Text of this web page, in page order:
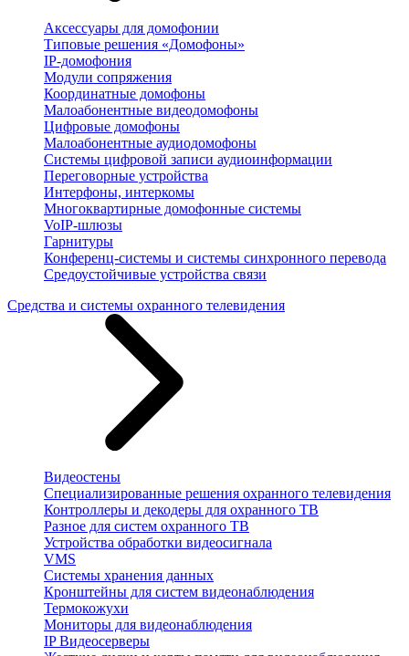
Аксессуары для домофонии
Типовые решения «Домофоны»
IP-домофония
Модули сопряжения
Координатные домофоны
Малоабонентные видеодомофоны
Цифровые домофоны
Малоабонентные аудиодомофоны
Системы цифровой записи аудиоинформации
Переговорные устройства
Интерфоны, интеркомы
Многоквартирные домофонные системы
VoIP-шлюзы
Гарнитуры
Конференц-системы и системы синхронного перевода
Средоустойчивые устройства связи
Средства и системы охранного телевидения
Видеостены
Специализированные решения охранного телевидения
Контроллеры и декодеры для охранного ТВ
Разное для систем охранного ТВ
Устройства обработки видеосигнала
VMS
Системы хранения данных
Кронштейны для систем видеонаблюдения
Термокожухи
Мониторы для видеонаблюдения
IP Видеосерверы